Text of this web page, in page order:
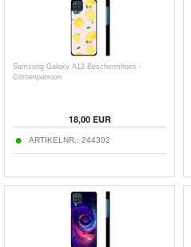
Samsung Galaxy A12 Beschermhoes -
Citroenpatroon
18,00EUR
ARTIKELNR.: 244302